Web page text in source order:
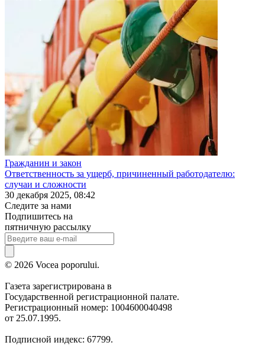
Гражданин и закон
Ответственность за ущерб, причиненный работодателю:
случаи и сложности
30 декабря 2025, 08:42
Следите за нами
Подпишитесь на
пятничную рассылку
© 2026 Vocea poporului.
Газета зарегистрирована в
Государственной регистрационной палате.
Регистрационный номер: 1004600040498
от 25.07.1995.
Подписной индекс: 67799.